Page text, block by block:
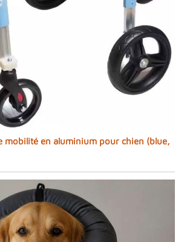
mobilité en aluminium pour chien (blue,